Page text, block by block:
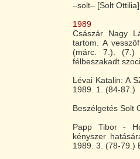
–solt– [Solt
1989
Császár Nagy
tartom. A
(márc. 7.). (7.)
félbeszakadt
Lévai Katalin: A
1989. 1. (84-87.)
Beszélgetés Solt
Papp Tibor -
kényszer
1989. 3. (78-79.)